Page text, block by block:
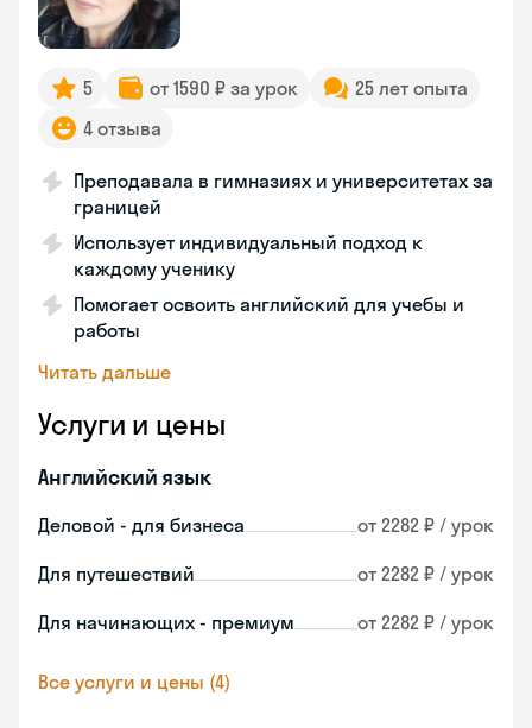
5 от 1590 ₽ за урок
25 лет опыта
4 отзыва
Преподавала в гимназиях и университетах за
границей
Использует индивидуальный подход к
каждому ученику
Помогает освоить английский для учебы и
работы
Читать дальше
Услуги и цены
Английский язык
Деловой - для бизнеса от 2282 ₽ / урок
Для путешествий от 2282 ₽ / урок
Для начинающих - премиум от 2282 ₽ / урок
Все услуги и цены (4)